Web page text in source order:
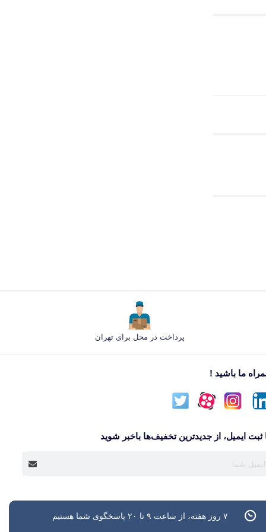
پرداخت در محل برای تهران
ما باشید !
ثبت ایمیل، از جدید‌ترین تخفیف‌ها با‌خبر شوید
۷ روز هفته، از ساعت ۹ تا ۲۰ پاسخگوی شما هستیم